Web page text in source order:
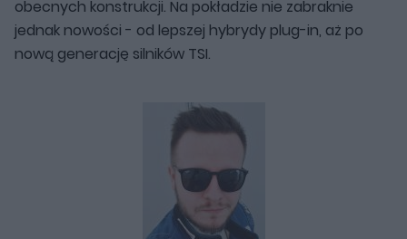
obecnych konstrukcji. Na pokładzie nie zabraknie
jednak nowości - od lepszej hybrydy plug-in, aż po
nową generację silników TSI.